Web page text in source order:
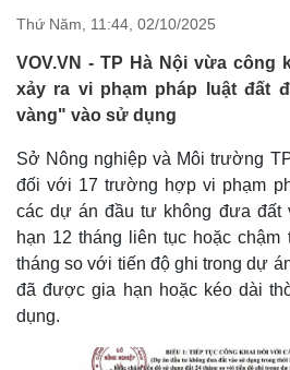
Nhận diện sự thật
Thứ Năm, 11:44, 02/10/2025
VOV.VN - TP Hà Nội vừa công
xảy ra vi phạm pháp luật đất
vàng" vào sử dụng
Sở Nông nghiệp và Môi trường
đối với 17 trường hợp vi phạm
các dự án đầu tư không đưa đất
hạn 12 tháng liên tục hoặc
tháng so với tiến độ ghi trong dự
đã được gia hạn hoặc kéo dài
dụng.